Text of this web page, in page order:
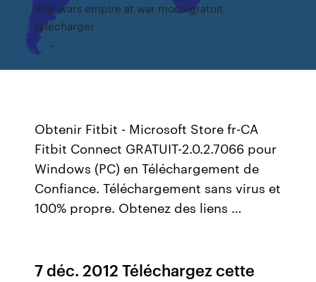
Star wars empire at war mods gratuit
télécharger
Obtenir Fitbit - Microsoft Store fr-CA
Fitbit Connect GRATUIT-2.0.2.7066 pour
Windows (PC) en Téléchargement de
Confiance. Téléchargement sans virus et
100% propre. Obtenez des liens …
7 déc. 2012 Téléchargez cette